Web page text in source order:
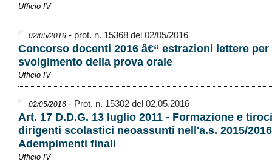
Ufficio IV
02/05/2016 - prot. n. 15368 del 02/05/2016
Concorso docenti 2016 â€“ estrazioni lettere per
svolgimento della prova orale
Ufficio IV
02/05/2016 - Prot. n. 15302 del 02.05.2016
Art. 17 D.D.G. 13 luglio 2011 - Formazione e
dirigenti scolastici neoassunti nell'a.s. 2015/
Adempimenti finali
Ufficio IV